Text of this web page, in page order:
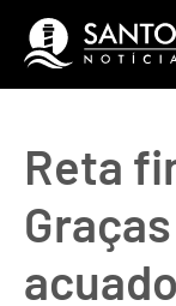
Reta